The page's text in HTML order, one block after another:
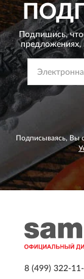
Подпишись,
предложениях,
Подписываясь, Вы
8 (499) 322-